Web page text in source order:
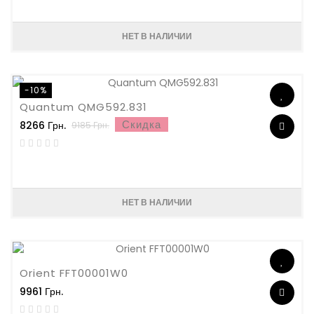
НЕТ В НАЛИЧИИ
-10%
Quantum QMG592.831
8266 Грн. 9185 Грн. Скидка
НЕТ В НАЛИЧИИ
Orient FFT00001W0
9961 Грн.